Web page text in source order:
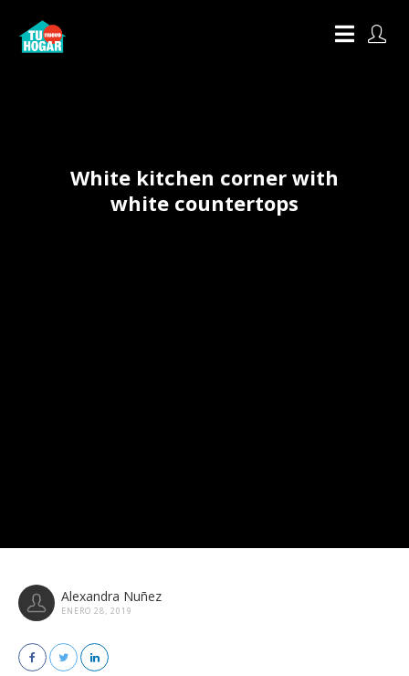
White kitchen corner with
white countertops
Alexandra Nuñez
ENERO 28, 2019